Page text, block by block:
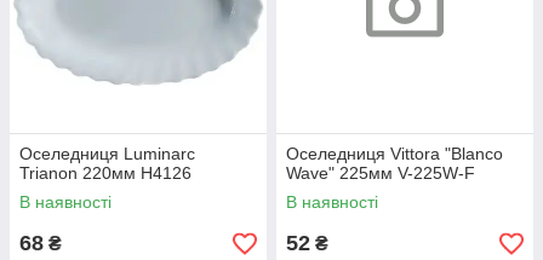
Оселедниця Luminarc
Trianon 220мм H4126
В наявності
68 ₴
Оселедниця Vittora "Blanco
Wave" 225мм V-225W-F
В наявності
52 ₴